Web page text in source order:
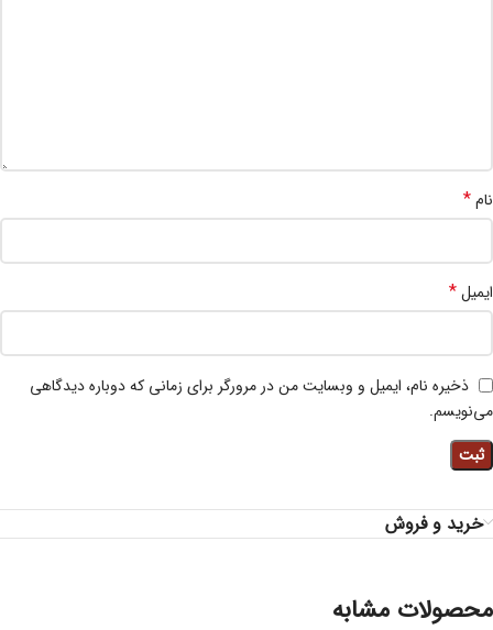
نام*
ایمیل*
ذخیره نام، ایمیل و وبسایت من در مرورگر برای زمانی که دوباره دیدگاهی
می‌نویسم.
خرید و فروش
محصولات مشابه